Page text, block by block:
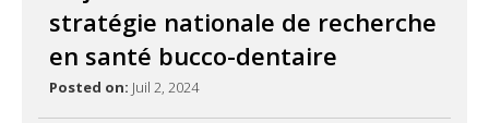
stratégie nationale de recherche
en santé bucco-dentaire
Posted on: Juil 2, 2024